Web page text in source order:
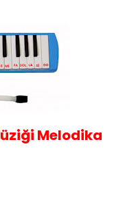
Melodika